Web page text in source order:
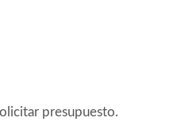
presupuesto.